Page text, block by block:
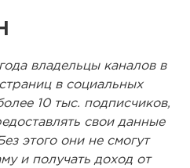
владельцы каналов в
в социальных
10 тыс. подписчиков,
свои данные
этого они не смогут
и получать доход от